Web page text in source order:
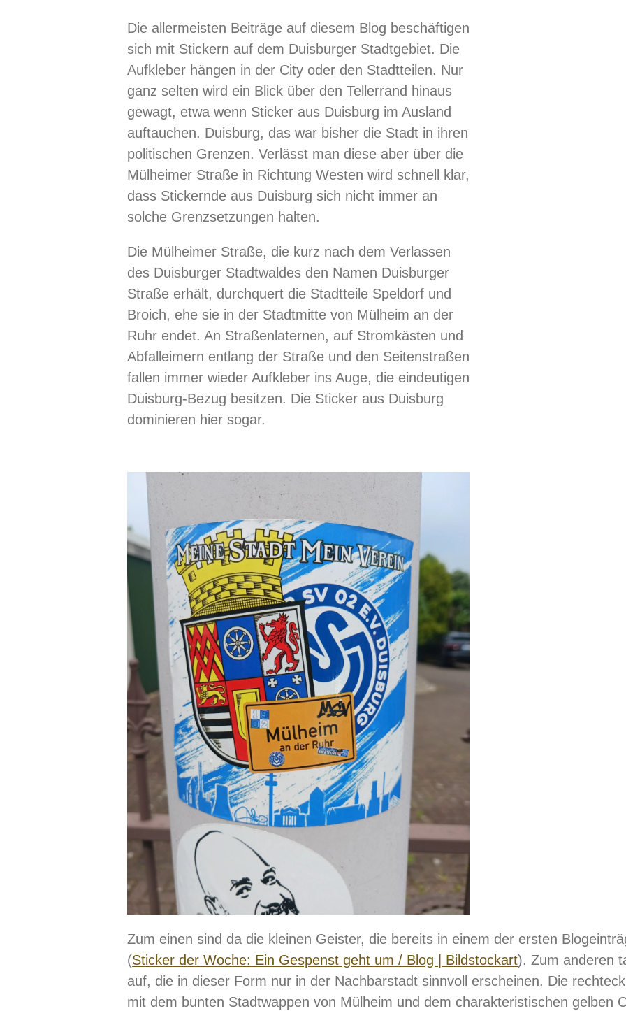
Die allermeisten Beiträge auf diesem Blog beschäftigen
sich mit Stickern auf dem Duisburger Stadtgebiet. Die
Aufkleber hängen in der City oder den Stadtteilen. Nur
ganz selten wird ein Blick über den Tellerrand hinaus
gewagt, etwa wenn Sticker aus Duisburg im Ausland
auftauchen. Duisburg, das war bisher die Stadt in ihren
politischen Grenzen. Verlässt man diese aber über die
Mülheimer Straße in Richtung Westen wird schnell klar,
dass Stickernde aus Duisburg sich nicht immer an
solche Grenzsetzungen halten.
Die Mülheimer Straße, die kurz nach dem Verlassen
des Duisburger Stadtwaldes den Namen Duisburger
Straße erhält, durchquert die Stadtteile Speldorf und
Broich, ehe sie in der Stadtmitte von Mülheim an der
Ruhr endet. An Straßenlaternen, auf Stromkästen und
Abfalleimern entlang der Straße und den Seitenstraßen
fallen immer wieder Aufkleber ins Auge, die eindeutigen
Duisburg-Bezug besitzen. Die Sticker aus Duisburg
dominieren hier sogar.
Zum einen sind da die kleinen Geister, die bereits in einem der ersten
(Sticker der Woche: Ein Gespenst geht um / Blog | Bildstockart). Zum anderen
auf, die in dieser Form nur in der Nachbarstadt sinnvoll erscheinen. Die
mit dem bunten Stadtwappen von Mülheim und dem charakteristischen gelben